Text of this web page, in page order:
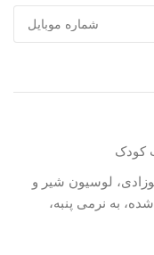
کودک
لوسیون شیر و
به نرمی پنبه،